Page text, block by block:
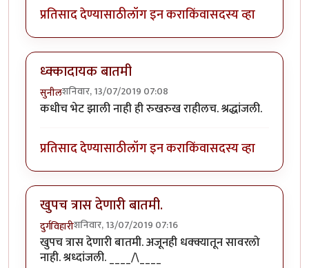
प्रतिसाद देण्यासाठीलॉग इन कराकिंवासदस्य व्हा
ध्क्कादायक बातमी
सुनीलशनिवार, 13/07/2019 07:08
कधीच भेट झाली नाही ही रुखरुख राहीलच. श्रद्धांजली.
प्रतिसाद देण्यासाठीलॉग इन कराकिंवासदस्य व्हा
खुपच त्रास देणारी बातमी.
दुर्गविहारीशनिवार, 13/07/2019 07:16
खुपच त्रास देणारी बातमी. अजूनही धक्क्यातून सावरलो
नाही. श्रध्दांजली. ____/\____